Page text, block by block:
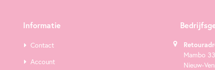
Informatie
Contact
Account
Mambo 33
Nieuw-